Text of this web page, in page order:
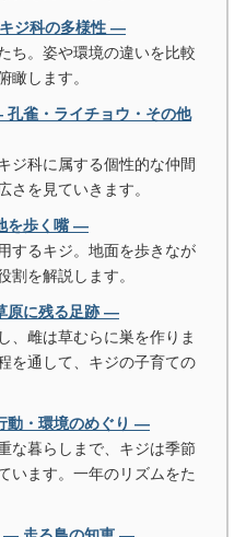
ジ科の多様性 ―
ち。姿や環境の違いを比較
瞰します。
雀・ライチョウ・その他
ジ科に属する個性的な仲間
さを見ていきます。
を歩く嘴 ―
するキジ。地面を歩きなが
割を解説します。
原に残る足跡 ―
、雌は草むらに巣を作りま
を通して、キジの子育ての
動・環境のめぐり ―
な暮らしまで、キジは季節
います。一年のリズムをた